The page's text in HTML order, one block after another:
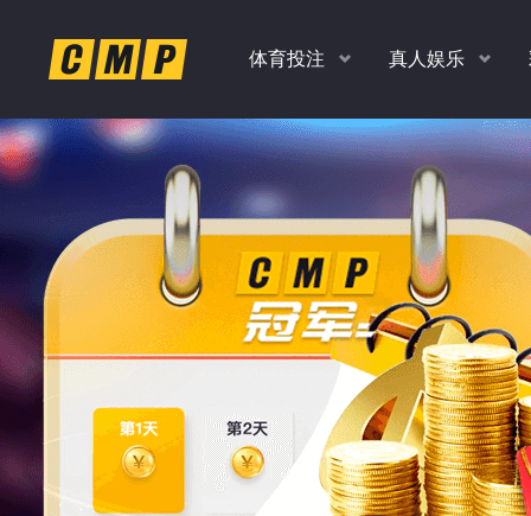
体育投注
高达
1.0%
真人娱乐
高达
1.0%
时时彩、PK10、香港彩
各种玩法任你玩
高达
1.10
%
高达
1.20
%
老虎机，捕鱼，真人
多款经典游戏 扫码